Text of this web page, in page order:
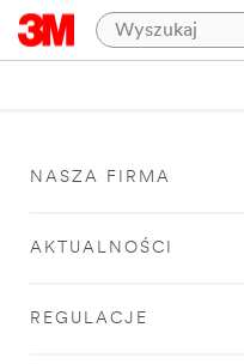
NASZA FIRMA
AKTUALNOŚCI
REGULACJE